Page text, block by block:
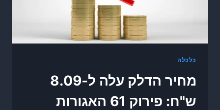
כלכלה
מחיר הדלק עלה ל-8.09
ש"ח: פירוק 61 האגורות